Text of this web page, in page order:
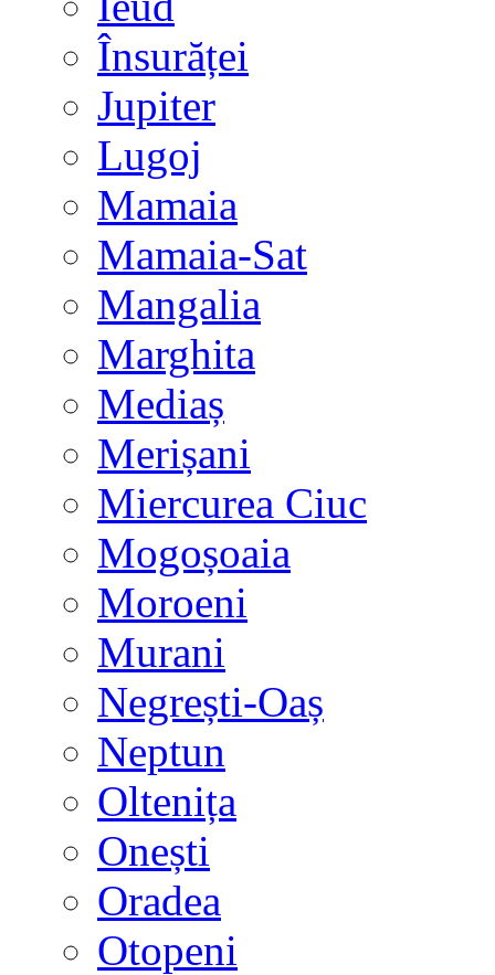
Însurăței
Jupiter
Lugoj
Mamaia
Mamaia-Sat
Mangalia
Marghita
Mediaș
Merișani
Miercurea Ciuc
Mogoșoaia
Moroeni
Murani
Negrești-Oaș
Neptun
Oltenița
Onești
Oradea
Otopeni